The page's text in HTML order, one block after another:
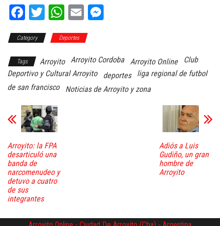
Fa
ce
bo
ok
T
wi
tt
er
W
ha
ts
A
pp
E
m
ail
ng
er
Category Deportes
Tags Arroyito Arroyito Cordoba Arroyito Online
Club
Deportivo y Cultural Arroyito
deportes
liga regional de futbol
de san francisco
Noticias de Arroyito y zona
Arroyito: la FPA
desarticuló una
banda de
narcomenudeo y
detuvo a cuatro
de sus
integrantes
Adiós a Luis
Gudiño, un gran
hombre de
Arroyito